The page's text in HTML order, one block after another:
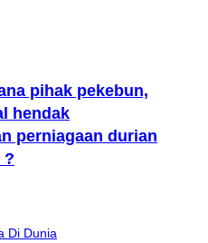
pihak pekebun,
hendak
perniagaan durian
?